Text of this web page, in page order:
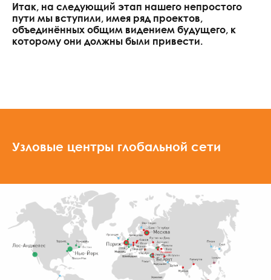
Итак, на следующий этап нашего непростого
пути мы вступили, имея ряд проектов,
объединённых общим видением будущего, к
которому они должны были привести.
Узловые центры глобальной сети